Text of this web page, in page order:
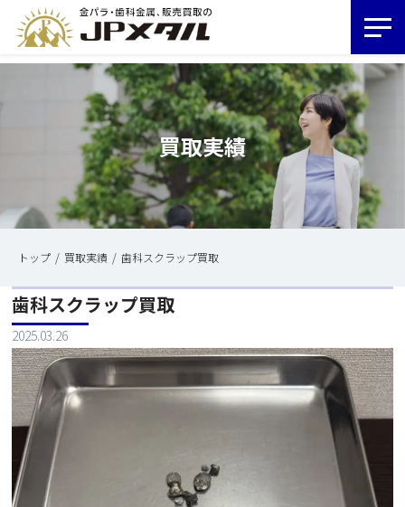
買取実績
トップ 買取実績 歯科スクラップ買取
歯科スクラップ買取
2025.03.26